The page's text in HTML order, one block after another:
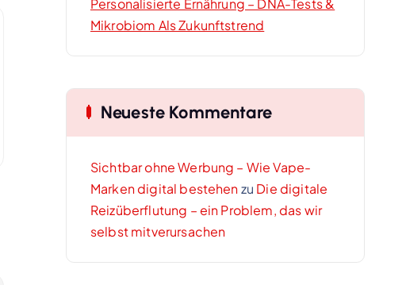
Personalisierte Ernährung – DNA-Tests &
Mikrobiom Als Zukunftstrend
Neueste Kommentare
Sichtbar ohne Werbung – Wie Vape-
Marken digital bestehenzu Die digitale
Reizüberflutung – ein Problem, das wir
selbst mitverursachen